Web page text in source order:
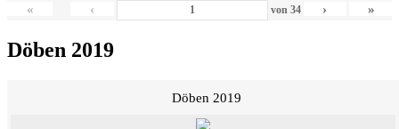
« ‹ von 34 › »
Döben 2019
Döben 2019